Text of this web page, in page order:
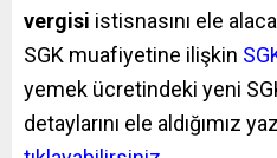
vergisi istisnasını ele
SGK muafiyetine ilişkin
yemek ücretindeki yeni
detaylarını ele aldığımız